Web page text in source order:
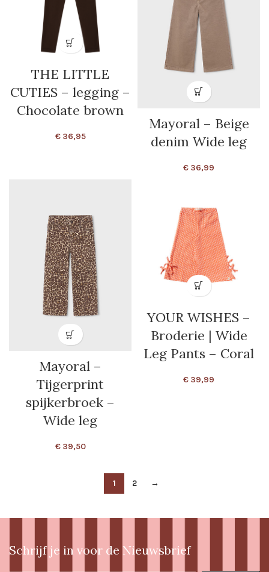
THE LITTLE
CUTIES – legging –
Chocolate brown
€36,95
Mayoral – Beige
denim Wide leg
€ 36,99
Mayoral –
Tijgerprint
spijkerbroek –
Wide leg
€39,50
YOUR WISHES –
Broderie | Wide
Leg Pants – Coral
€ 39,99
1 2 →
Schrijf je in voor de Nieuwsbrief